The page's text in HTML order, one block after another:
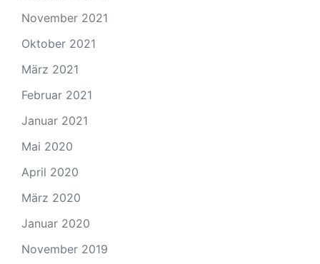
November 2021
Oktober 2021
März 2021
Februar 2021
Januar 2021
Mai 2020
April 2020
März 2020
Januar 2020
November 2019